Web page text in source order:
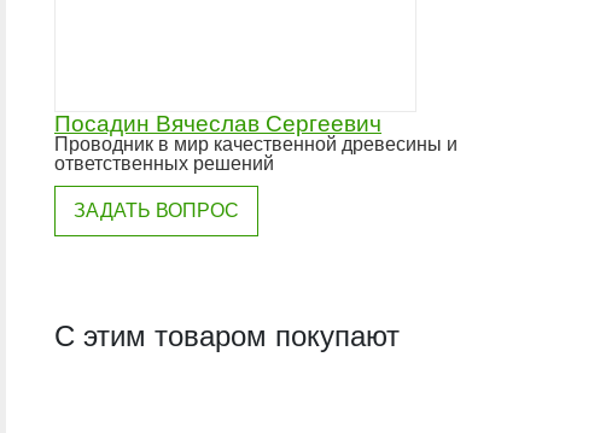
Посадин Вячеслав Сергеевич
Проводник в мир качественной древесины и
ответственных решений
ЗАДАТЬ ВОПРОС